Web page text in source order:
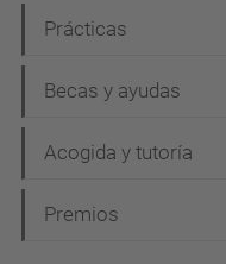
Prácticas
Becas y ayudas
Acogida y tutoría
Premios